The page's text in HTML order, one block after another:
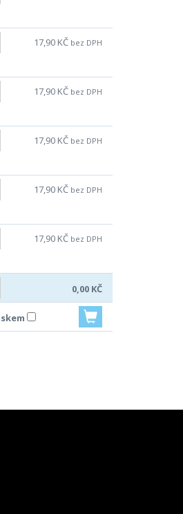
17,90 KČ bez DPH
17,90 KČ bez DPH
17,90 KČ bez DPH
17,90 KČ bez DPH
17,90 KČ bez DPH
0,00 KČ